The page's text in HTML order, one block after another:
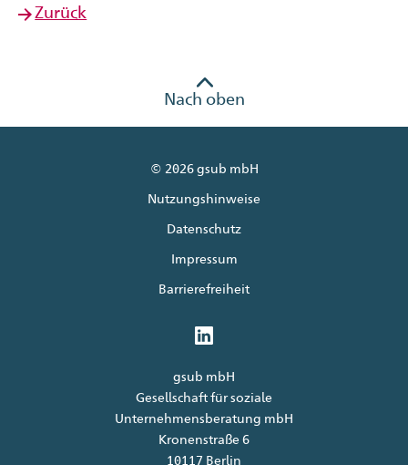
Zurück
Nach oben
© 2026 gsub mbH
Nutzungshinweise
Datenschutz
Impressum
Barrierefreiheit
gsub mbH
Gesellschaft für soziale
Unternehmensberatung mbH
Kronenstraße 6
10117 Berlin